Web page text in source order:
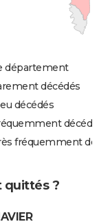
département
décédés
décédés
fréquemment
quittés ?